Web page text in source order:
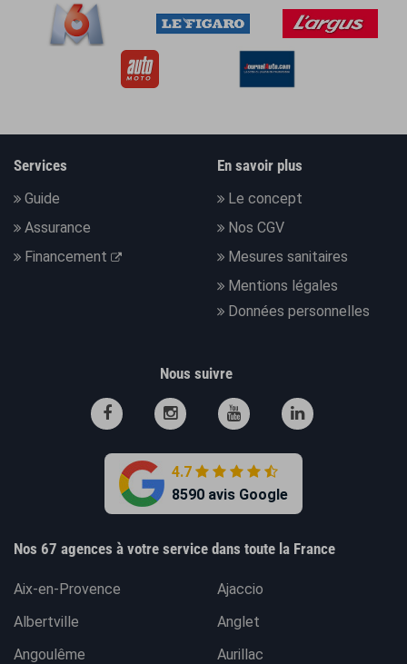
Services
Guide
Assurance
Financement
En savoir plus
Le concept
Nos CGV
Mesures sanitaires
Mentions légales
Données personnelles
Nous suivre
4.7
8590 avis Google
Nos 67 agences à votre service dans toute la France
Aix-en-Provence
Ajaccio
Albertville
Anglet
Angoulême
Aurillac